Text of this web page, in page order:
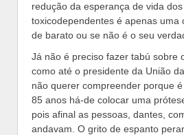
redução da esperança de vida
toxicodependentes é apenas uma
de barato ou se não é o seu
Já não é preciso fazer tabú sobre
como até o presidente da União
não querer compreender porque
85 anos há-de colocar uma
pois afinal as pessoas, dantes,
andavam. O grito de espanto